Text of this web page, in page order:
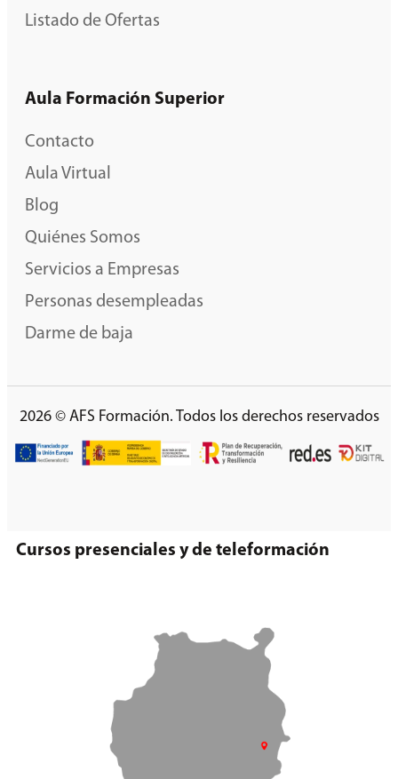
Listado de Ofertas
Aula Formación Superior
Contacto
Aula Virtual
Blog
Quiénes Somos
Servicios a Empresas
Personas desempleadas
Darme de baja
2026 © AFS Formación. Todos los derechos reservados
Cursos presenciales y de teleformación